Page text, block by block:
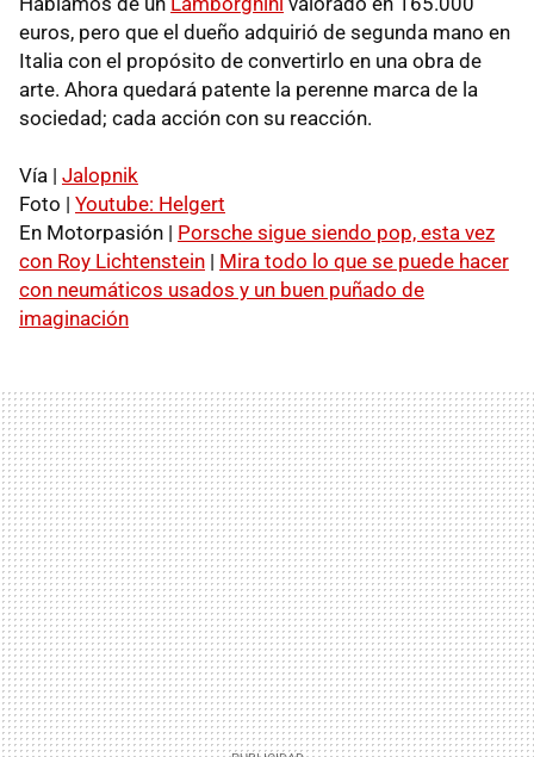
euros, pero que el dueño adquirió de segunda mano en
Italia con el propósito de convertirlo en una obra de
arte. Ahora quedará patente la perenne marca de la
sociedad; cada acción con su reacción.
Vía | Jalopnik
Foto | Youtube: Helgert
En Motorpasión | Porsche sigue siendo pop, esta vez
con Roy Lichtenstein | Mira todo lo que se puede hacer
con neumáticos usados y un buen puñado de
imaginación